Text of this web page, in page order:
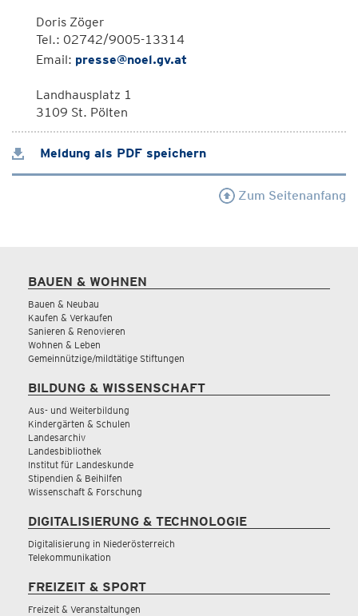
Doris Zöger
Tel.: 02742/9005-13314
Email: presse@noel.gv.at
Landhausplatz 1
3109 St. Pölten
Meldung als PDF speichern
Zum Seitenanfang
BAUEN & WOHNEN
Bauen & Neubau
Kaufen & Verkaufen
Sanieren & Renovieren
Wohnen & Leben
Gemeinnützige/mildtätige Stiftungen
BILDUNG & WISSENSCHAFT
Aus- und Weiterbildung
Kindergärten & Schulen
Landesarchiv
Landesbibliothek
Institut für Landeskunde
Stipendien & Beihilfen
Wissenschaft & Forschung
DIGITALISIERUNG & TECHNOLOGIE
Digitalisierung in Niederösterreich
Telekommunikation
FREIZEIT & SPORT
Freizeit & Veranstaltungen